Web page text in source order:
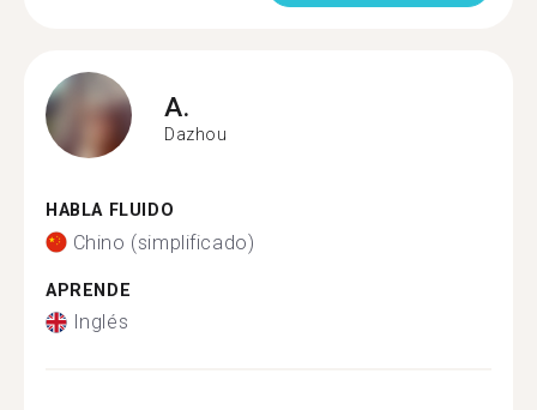
A.
Dazhou
HABLA FLUIDO
Chino (simplificado)
APRENDE
Inglés